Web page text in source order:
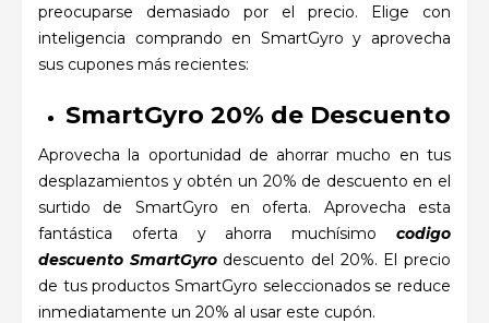
preocuparse demasiado por el precio. Elige con
inteligencia comprando en SmartGyro y aprovecha
sus cupones más recientes:
SmartGyro 20% de Descuento
Aprovecha la oportunidad de ahorrar mucho en tus
desplazamientos y obtén un 20% de descuento en el
surtido de SmartGyro en oferta. Aprovecha esta
fantástica oferta y ahorra muchísimo codigo
descuento SmartGyro descuento del 20%. El precio
de tus productos SmartGyro seleccionados se reduce
inmediatamente un 20% al usar este cupón.